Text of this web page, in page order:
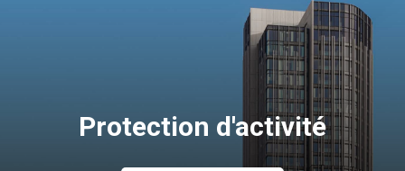
Protection d'activité